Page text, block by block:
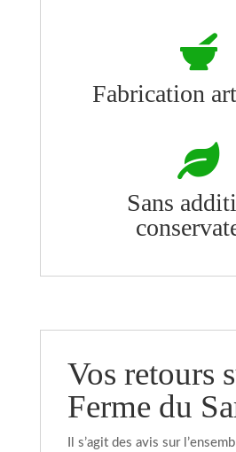

Fabrication

Sans
Vos retours
Ferme du
Il s’agit des avis sur